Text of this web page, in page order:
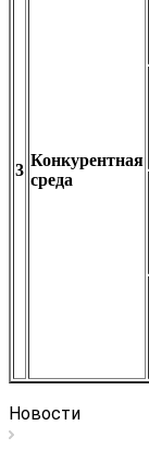
3
Конкурентная
среда
Новости